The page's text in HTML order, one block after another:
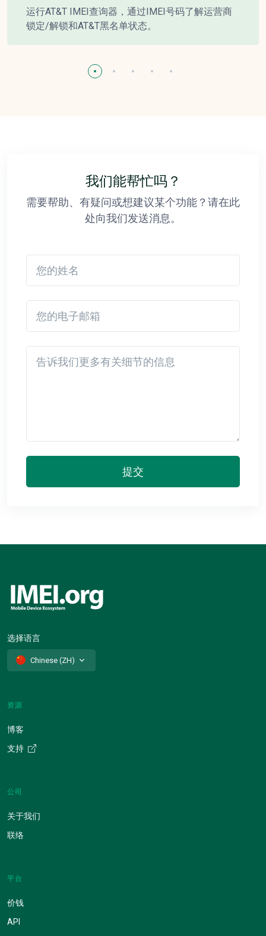
运行AT&T IMEI查询器，通过IMEI号码了解运营商
锁定/解锁和AT&T黑名单状态。
我们能帮忙吗？
需要帮助、有疑问或想建议某个功能？请在此
处向我们发送消息。
提交
选择语言
Chinese (ZH)
资源
博客
支持
公司
关于我们
联络
平台
价钱
API